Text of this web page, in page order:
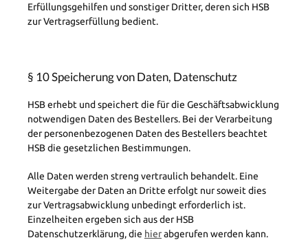
Erfüllungsgehilfen und sonstiger Dritter, deren sich HSB
zur Vertragserfüllung bedient.
§ 10 Speicherung von Daten, Datenschutz
HSB erhebt und speichert die für die Geschäftsabwicklung
notwendigen Daten des Bestellers. Bei der Verarbeitung
der personenbezogenen Daten des Bestellers beachtet
HSB die gesetzlichen Bestimmungen.
Alle Daten werden streng vertraulich behandelt. Eine
Weitergabe der Daten an Dritte erfolgt nur soweit dies
zur Vertragsabwicklung unbedingt erforderlich ist.
Einzelheiten ergeben sich aus der HSB
Datenschutzerklärung, die hierabgerufen werden kann.